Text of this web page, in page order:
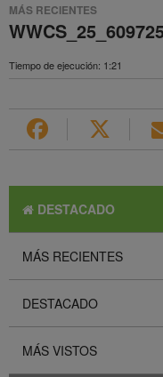
MÁS RECIENTES
Tiempo de ejecución: 1:21
DESTACADO
MÁS RECIENTES
DESTACADO
MÁS VISTOS